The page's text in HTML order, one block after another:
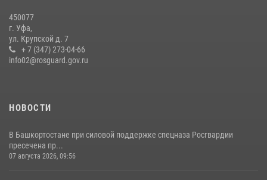
27 июля 2026, 06:56
Белорецк отметил День города: Росгвардия представила
современную и раритетную спецтехнику
450077
г. Уфа,
ул. Крупской д. 7
+ 7 (347) 273-04-66
info02@rosguard.gov.ru
НОВОСТИ
В Башкортостане при силовой поддержке спецназа Росгвардии
пресечена пр...
07 августа 2026, 09:56